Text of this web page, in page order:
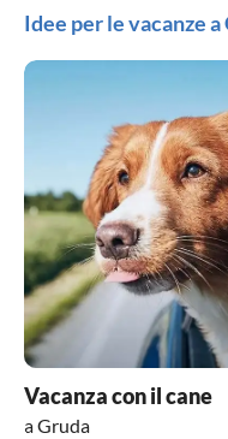
Idee per le vacanze a
Vacanza con il cane
a Gruda